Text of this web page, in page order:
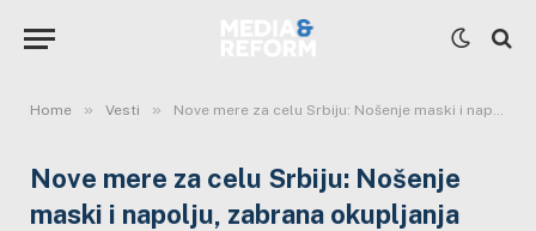
Home » Vesti » Nove mere za celu Srbiju: Nošenje maski i napolju, zabrana okupljanja više od 10 osoba
Nove mere za celu Srbiju: Nošenje
maski i napolju, zabrana okupljanja